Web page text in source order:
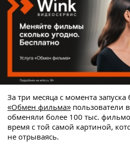
За три месяца с момента запуска
«Обмен фильма» пользователи
обменяли более 100 тыс.
время с той самой картиной,
не отрываясь.